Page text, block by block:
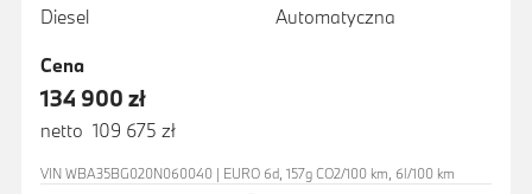
Diesel
Automatyczna
Cena
134 900 zł
netto 109 675 zł
VIN WBA35BG020N060040 | EURO 6d, 157g CO2/100 km, 6l/100 km